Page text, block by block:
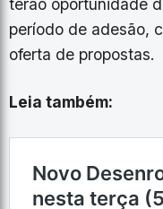
terão oportunidade
período de adesão,
oferta de propostas.
Leia também: